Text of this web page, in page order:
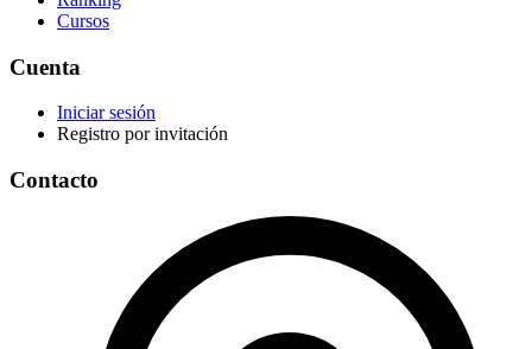
Cursos
Cuenta
Iniciar sesión
Registro por invitación
Contacto